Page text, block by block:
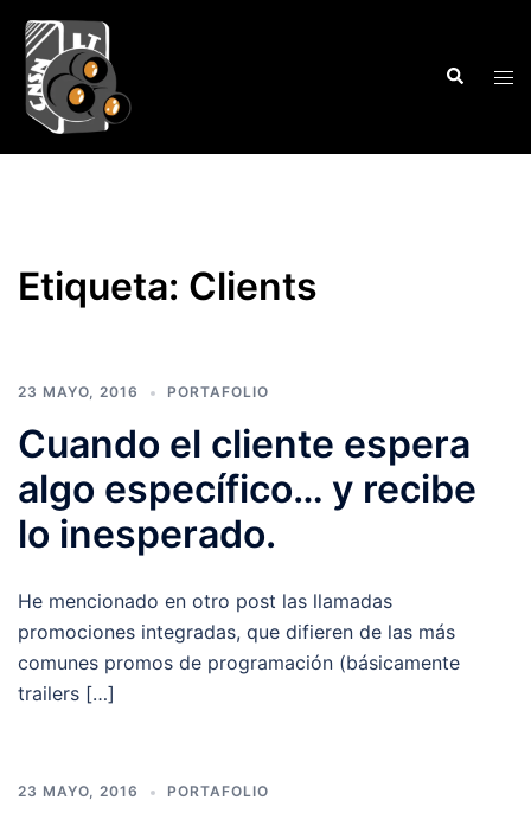
Saltar
contenido
Buscar
Etiqueta: Clients
23 MAYO, 2016 PORTAFOLIO
Cuando el cliente espera
algo específico… y recibe
lo inesperado.
He mencionado en otro post las llamadas
promociones integradas, que difieren de las más
comunes promos de programación (básicamente
trailers […]
23 MAYO, 2016 PORTAFOLIO